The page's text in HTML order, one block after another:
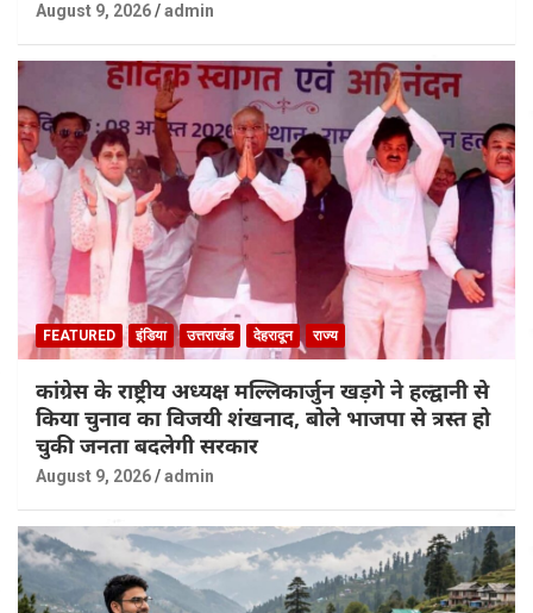
August 9, 2026 admin
FEATURED इंडिया उत्तराखंड देहरादून राज्य
कांग्रेस के राष्ट्रीय अध्यक्ष मल्लिकार्जुन खड़गे ने हल्द्वानी से
किया चुनाव का विजयी शंखनाद, बोले भाजपा से त्रस्त हो
चुकी जनता बदलेगी सरकार
August 9, 2026 admin